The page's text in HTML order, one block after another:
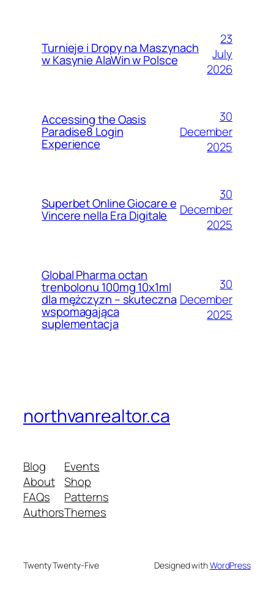
Turnieje i Dropy na Maszynach
w Kasynie AlaWin w Polsce
23
July
2026
Accessing the Oasis
Paradise8 Login
Experience
30
December
2025
Superbet Online Giocare e
Vincere nella Era Digitale
30
December
2025
Global Pharma octan
trenbolonu 100mg 10x1ml
dla mężczyzn – skuteczna
wspomagająca
suplementacja
30
December
2025
northvanrealtor.ca
Blog
About
FAQs
Authors
Events
Shop
Patterns
Themes
Twenty Twenty-Five Designed withWordPress